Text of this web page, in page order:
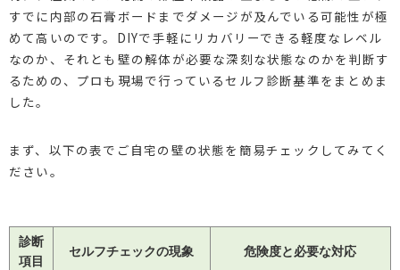
すでに内部の石膏ボードまでダメージが及んでいる可能性が極
めて高いのです。DIYで手軽にリカバリーできる軽度なレベル
なのか、それとも壁の解体が必要な深刻な状態なのかを判断す
るための、プロも現場で行っているセルフ診断基準をまとめま
した。
まず、以下の表でご自宅の壁の状態を簡易チェックしてみてく
ださい。
診断
項目
セルフチェックの現象 危険度と必要な対応